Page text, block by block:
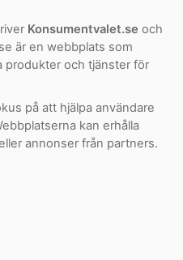
Konsumentvalet.se och
är en webbplats som
produkter och tjänster för
på att hjälpa användare
kan erhålla
annonser från partners.